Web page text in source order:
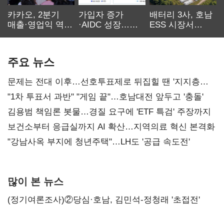
카카오, 2분기
매출·영업익 역대
가입자 증가
·AIDC 성장…
배터리 3사, 호남
ESS 시장서
주요 뉴스
문제는 전대 이후…선호투표제로 뒤집힐 땐 '지지층
불복'
"1차 투표서 과반" "게임 끝"…호남대전 앞두고 '충돌'
김용범 책임론 봇물…경질 요구에 'ETF 특검' 주장까지
보건소부터 응급실까지 AI 확산…지역의료 혁신 본격화
"강남사옥 부지에 청년주택"…LH도 '공급 속도전'
많이 본 뉴스
(정기여론조사)②당심·호남, 김민석-정청래 '초접전'